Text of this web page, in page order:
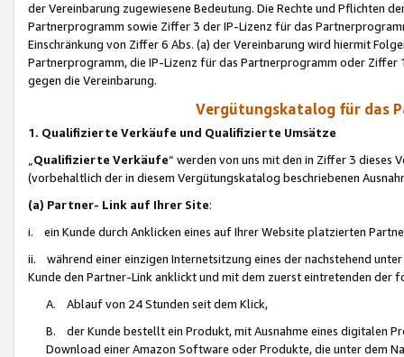
der Vereinbarung zugewiesene Bedeutung. Die Rechte und Pflichten
Partnerprogramm sowie Ziffer 3 der IP-Lizenz für das
Einschränkung von Ziffer 6 Abs. (a) der Vereinbarung wird hiermit
Partnerprogramm, die IP-Lizenz für das Partnerprogramm oder
gegen die Vereinbarung.
Vergütungskatalog für das
1. Qualifizierte Verkäufe und Qualifizierte Umsätze
Qualifizierte Verkäufe“ werden von uns mit den in Ziffer 3
(vorbehaltlich der in diesem Vergütungskatalog beschriebenen
(a) Partner- Link auf Ihrer Site:
i. ein Kunde durch Anklicken eines auf Ihrer Website platzierten
ii. während einer einzigen Internetsitzung eines der nachstehend
Kunde den Partner-Link anklickt und mit dem zuerst eintretenden der
A. Ablauf von 24 Stunden seit dem Klick,
B. der Kunde bestellt ein Produkt, mit Ausnahme eines digitalen
Download einer Amazon Software oder Produkte, die unter dem